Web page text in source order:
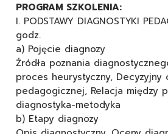
PROGRAM SZKOLENIA:
I. PODSTAWY DIAGNOSTYKI
godz.
a) Pojęcie diagnozy
Źródła poznania
proces heurystyczny, Decyzyjny
pedagogicznej, Relacja między
diagnostyka-metodyka
b) Etapy diagnozy